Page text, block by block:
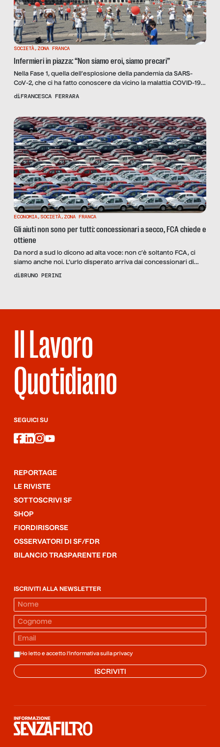
SOCIETÀ, ZONA FRANCA
Infermieri in piazza: “Non siamo eroi, siamo precari”
Nella Fase 1, quella dell’esplosione della pandemia da SARS-
CoV-2, che ci ha fatto conoscere da vicino la malattia COVID-19 e
ha comportato un ferreo lockdown nazionale, l’immagine
che fa semplicemente il suo dovere. Che sceglie di […]
diFRANCESCA FERRARA
ECONOMIA, SOCIETÀ, ZONA FRANCA
Gli aiuti non sono per tutti: concessionari a secco, FCA chiede e
ottiene
Da nord a sud lo dicono ad alta voce: non c’è soltanto FCA, ci
siamo anche noi. L’urlo disperato arriva dai concessionari di
auto che, a seguito del lockdown, hanno perso dal 60 all’80%
diBRUNO PERINI
Il Lavoro
Quotidiano
SEGUICI SU
facebook
linkedin
instagram
youtube
REPORTAGE
LE RIVISTE
SOTTOSCRIVI SF
SHOP
FIORDIRISORSE
OSSERVATORI DI SF/FDR
BILANCIO TRASPARENTE FDR
ISCRIVITI ALLA NEWSLETTER
Ho letto e accetto l'informativa sulla privacy
ISCRIVITI